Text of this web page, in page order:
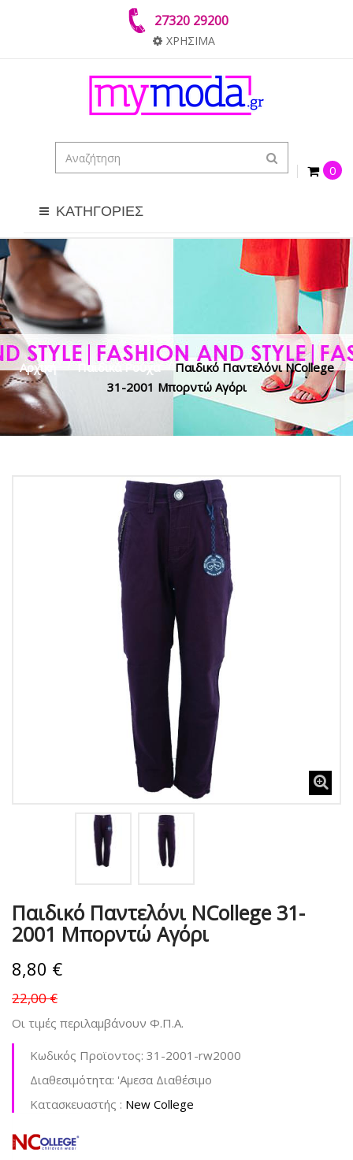
27320 29200
ΧΡΗΣΙΜΑ
0
ΚΑΤΗΓΟΡΙΕΣ
Αρχική > Παιδικά Ρούχα > Παιδικό Παντελόνι NCollege
31-2001 Μπορντώ Αγόρι
Παιδικό Παντελόνι NCollege 31-
2001 Μπορντώ Αγόρι
8,80 €
22,00 €
Οι τιμές περιλαμβάνουν Φ.Π.Α.
Κωδικός Προϊοντος: 31-2001-rw2000
Διαθεσιμότητα: 'Aμεσα Διαθέσιμο
Kατασκευαστής : New College